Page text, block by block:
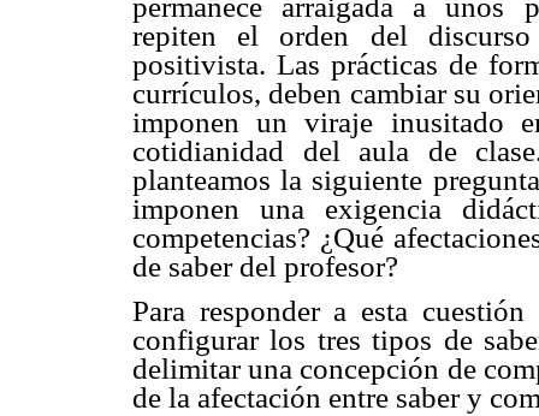
permanece arraigada a unos
repiten el orden del
positivista. Las prácticas de
currículos, deben cambiar su
imponen un viraje inusitado
cotidianidad del aula de
planteamos la siguiente
imponen una exigencia
competencias? ¿Qué
de saber del profesor?
Para responder a esta
configurar los tres tipos de
delimitar una concepción de
de la afectación entre saber y